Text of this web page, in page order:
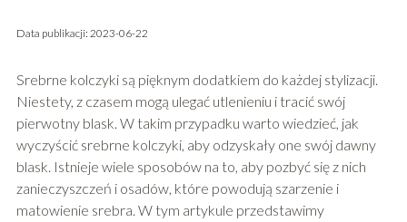
Data publikacji: 2023-06-22
Srebrne kolczyki są pięknym dodatkiem do każdej stylizacji.
Niestety, z czasem mogą ulegać utlenieniu i tracić swój
pierwotny blask. W takim przypadku warto wiedzieć, jak
wyczyścić srebrne kolczyki, aby odzyskały one swój dawny
blask. Istnieje wiele sposobów na to, aby pozbyć się z nich
zanieczyszczeń i osadów, które powodują szarzenie i
matowienie srebra. W tym artykule przedstawimy